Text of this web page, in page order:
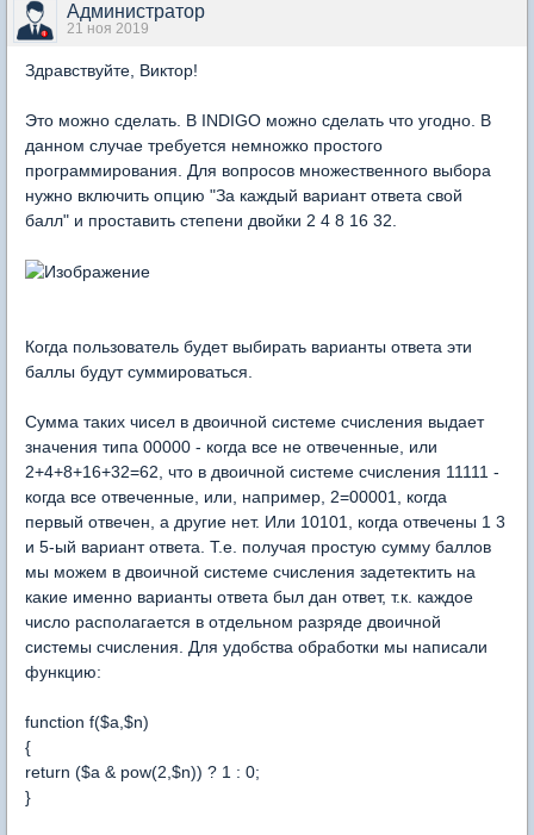
Администратор
21 ноя 2019
Здравствуйте, Виктор!
Это можно сделать. В INDIGO можно сделать что угодно. В
данном случае требуется немножко простого
программирования. Для вопросов множественного выбора
нужно включить опцию "За каждый вариант ответа свой
балл" и проставить степени двойки 2 4 8 16 32.
Когда пользователь будет выбирать варианты ответа эти
баллы будут суммироваться.
Сумма таких чисел в двоичной системе счисления выдает
значения типа 00000 - когда все не отвеченные, или
2+4+8+16+32=62, что в двоичной системе счисления 11111 -
когда все отвеченные, или, например, 2=00001, когда
первый отвечен, а другие нет. Или 10101, когда отвечены 1 3
и 5-ый вариант ответа. Т.е. получая простую сумму баллов
мы можем в двоичной системе счисления задетектить на
какие именно варианты ответа был дан ответ, т.к. каждое
число располагается в отдельном разряде двоичной
системы счисления. Для удобства обработки мы написали
функцию:
function f($a,$n)
{
return ($a & pow(2,$n)) ? 1 : 0;
}